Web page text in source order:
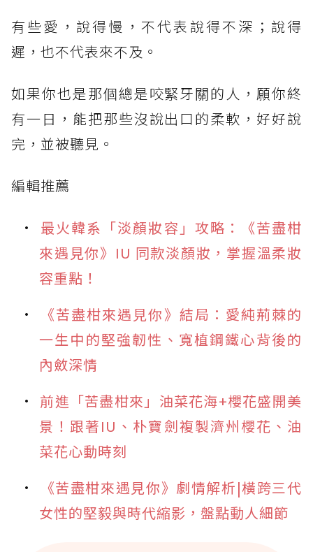
有些愛，說得慢，不代表說得不深；說得
遲，也不代表來不及。
如果你也是那個總是咬緊牙關的人，願你終
有一日，能把那些沒說出口的柔軟，好好說
完，並被聽見。
編輯推薦
最火韓系「淡顏妝容」攻略：《苦盡柑
來遇見你》IU 同款淡顏妝，掌握溫柔妝
容重點！
《苦盡柑來遇見你》結局：愛純荊棘的
一生中的堅強韌性、寬植鋼鐵心背後的
內斂深情
前進「苦盡柑來」油菜花海+櫻花盛開美
景！跟著IU、朴寶劍複製濟州櫻花、油
菜花心動時刻
《苦盡柑來遇見你》劇情解析|橫跨三代
女性的堅毅與時代縮影，盤點動人細節